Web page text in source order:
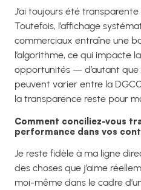
J’ai toujours été
Toutefois, l’affichage
commerciaux entraîne une
l’algorithme, ce qui impacte
opportunités — d’autant que
peuvent varier entre la
la transparence reste pour
Comment conciliez-vous
performance dans vos
Je reste fidèle à ma ligne
des choses que j’aime
moi-même dans le cadre